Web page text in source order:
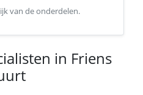
van de onderdelen.
in Friens